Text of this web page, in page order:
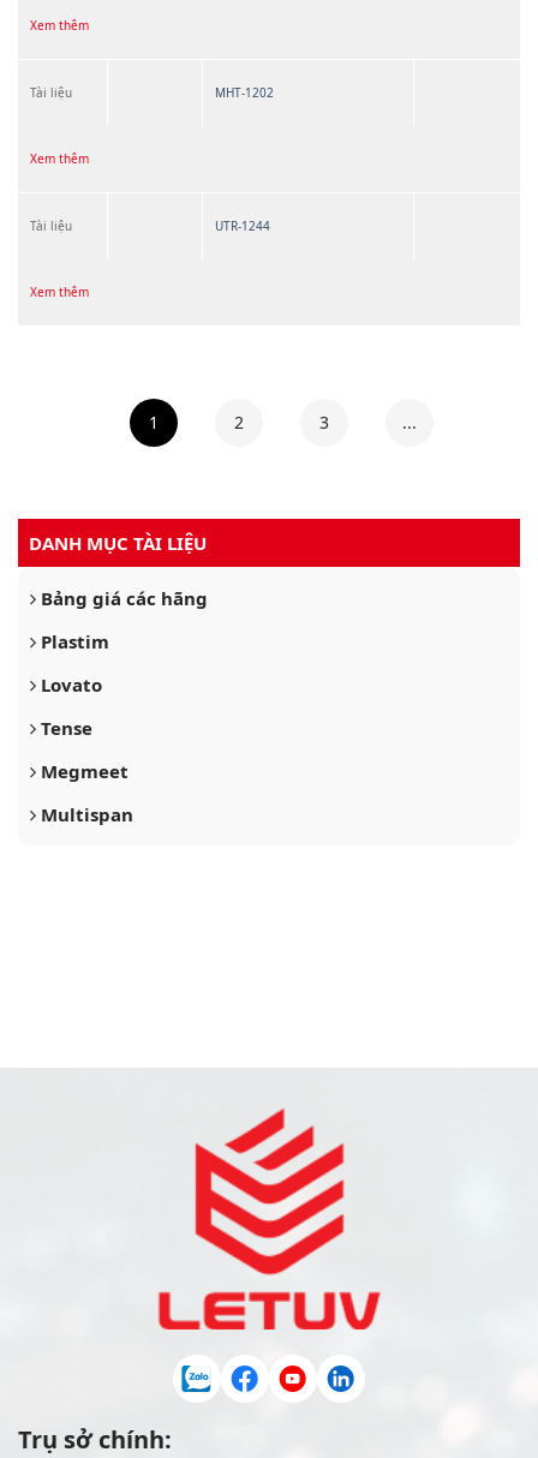
DANH MỤC TÀI LIỆU
Bảng giá các hãng
Plastim
Lovato
Tense
Megmeet
Multispan
Xem thêm
Tài liệu MHT-1202
Xem thêm
Tài liệu UTR-1244
Xem thêm
1 2 3 ...
Trụ sở chính: